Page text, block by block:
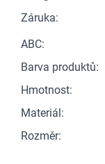
Záruka:
ABC:
Barva produktů:
Hmotnost:
Materiál :
Rozměr: